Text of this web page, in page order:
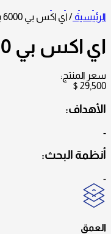
الرئيسية /اي اكس بي 6000 بروفيشنال
اي اكس بي 6000 بروفيشنال
سعر المنتج:
$ 29,500
الأهداف:
-
أنظمة البحث:
-
العمق